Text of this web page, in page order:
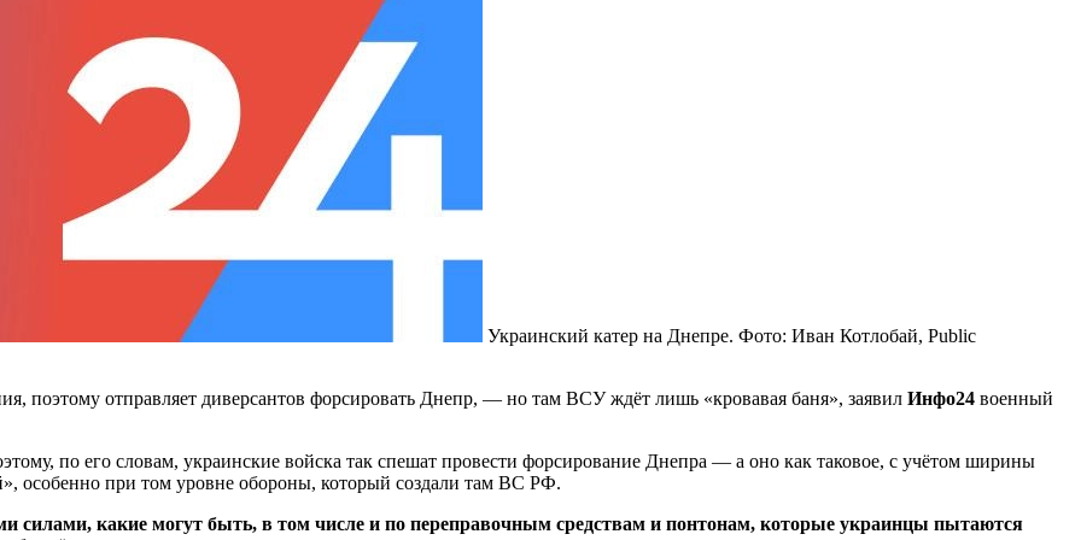
Украинский катер на Днепре. Фото: Иван Котлобай, Public
поэтому отправляет диверсантов форсировать Днепр, — но там ВСУ ждёт лишь «кровавая баня», заявил Инфо24 военный
по его словам, украинские войска так спешат провести форсирование Днепра — а оно как таковое, с учётом ширины
особенно при том уровне обороны, который создали там ВС РФ.
силами, какие могут быть, в том числе и по переправочным средствам и понтонам, которые украинцы пытаются